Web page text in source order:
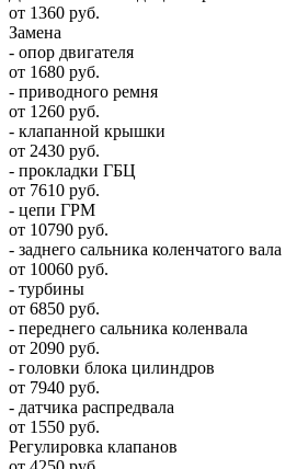
от 1360 руб.
Замена
- опор двигателя
от 1680 руб.
- приводного ремня
от 1260 руб.
- клапанной крышки
от 2430 руб.
- прокладки ГБЦ
от 7610 руб.
- цепи ГРМ
от 10790 руб.
- заднего сальника коленчатого вала
от 10060 руб.
- турбины
от 6850 руб.
- переднего сальника коленвала
от 2090 руб.
- головки блока цилиндров
от 7940 руб.
- датчика распредвала
от 1550 руб.
Регулировка клапанов